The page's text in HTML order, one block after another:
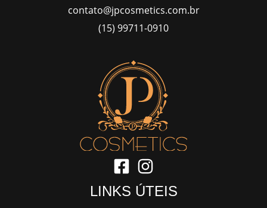
contato@jpcosmetics.com.br
(15) 99711-0910
LINKS ÚTEIS